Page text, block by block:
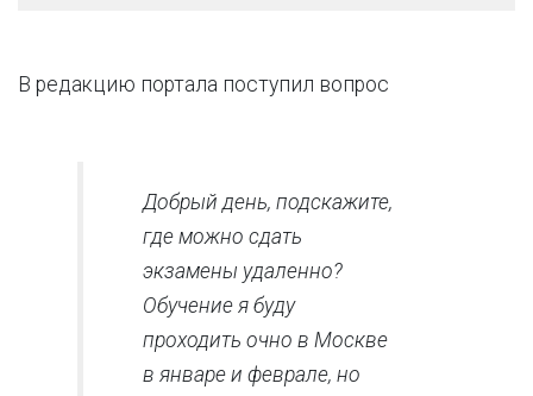
В редакцию портала поступил вопрос
Добрый день, подскажите,
где можно сдать
экзамены удаленно?
Обучение я буду
проходить очно в Москве
в январе и феврале, но